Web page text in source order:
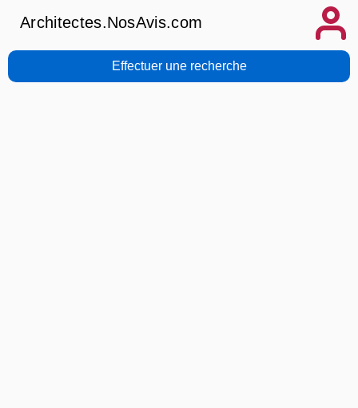
Architectes.NosAvis.com
Effectuer une recherche